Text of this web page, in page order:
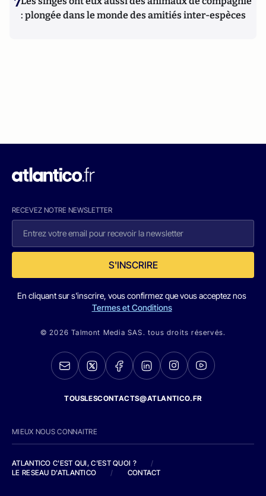
: plongée dans le monde des amitiés inter-espèces
RECEVEZ NOTRE NEWSLETTER
S'INSCRIRE
En cliquant sur s'inscrire, vous confirmez que vous acceptez nos
Termes et Conditions
© 2026 Talmont Media SAS. tous droits réservés.
TOUSLESCONTACTS@ATLANTICO.FR
MIEUX NOUS CONNAITRE
ATLANTICO C'EST QUI, C'EST QUOI ?
/
LE RESEAU D'ATLANTICO
/ CONTACT